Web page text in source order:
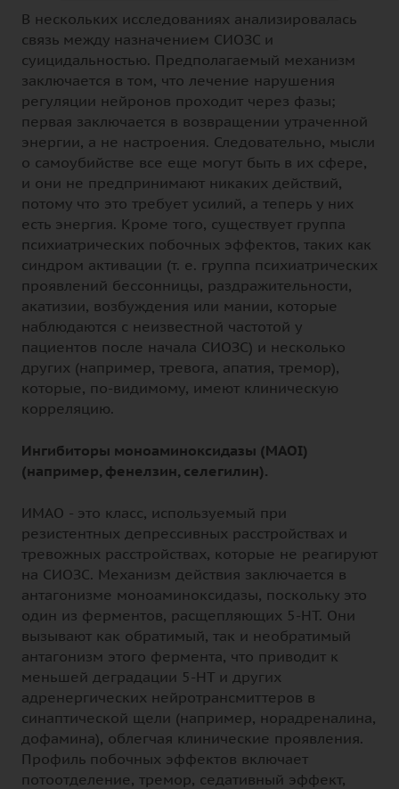
В нескольких исследованиях анализировалась
связь между назначением СИОЗС и
суицидальностью. Предполагаемый механизм
заключается в том, что лечение нарушения
регуляции нейронов проходит через фазы;
первая заключается в возвращении утраченной
энергии, а не настроения. Следовательно, мысли
о самоубийстве все еще могут быть в их сфере,
и они не предпринимают никаких действий,
потому что это требует усилий, а теперь у них
есть энергия. Кроме того, существует группа
психиатрических побочных эффектов, таких как
синдром активации (т. е. группа психиатрических
проявлений бессонницы, раздражительности,
акатизии, возбуждения или мании, которые
наблюдаются с неизвестной частотой у
пациентов после начала СИОЗС) и несколько
других (например, тревога, апатия, тремор),
которые, по-видимому, имеют клиническую
корреляцию.
Ингибиторы моноаминоксидазы (MAOI)
(например, фенелзин, селегилин).
ИМАО - это класс, используемый при
резистентных депрессивных расстройствах и
тревожных расстройствах, которые не реагируют
на СИОЗС. Механизм действия заключается в
антагонизме моноаминоксидазы, поскольку это
один из ферментов, расщепляющих 5-НТ. Они
вызывают как обратимый, так и необратимый
антагонизм этого фермента, что приводит к
меньшей деградации 5-НТ и других
адренергических нейротрансмиттеров в
синаптической щели (например, норадреналина,
дофамина), облегчая клинические проявления.
Профиль побочных эффектов включает
потоотделение, тремор, седативный эффект,